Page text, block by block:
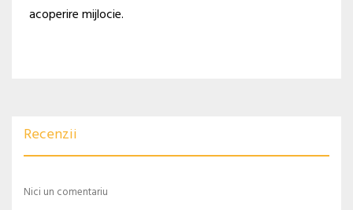
acoperire mijlocie.
Recenzii
Nici un comentariu